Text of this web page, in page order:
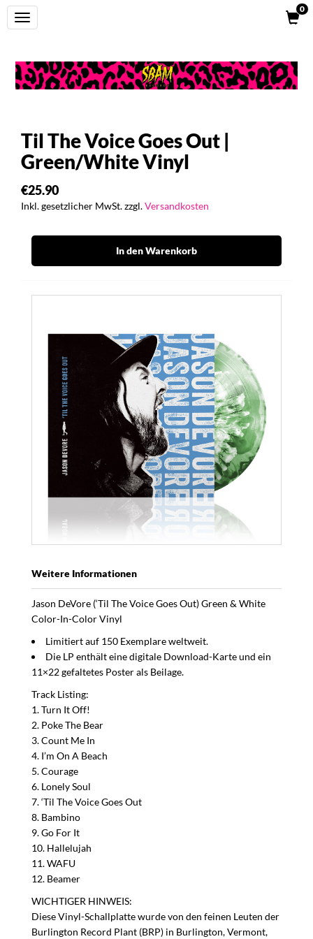
Toggle
navigation
0
Til The Voice Goes Out |
Green/White Vinyl
€25.90
Inkl. gesetzlicher MwSt. zzgl.Versandkosten
In den Warenkorb
Weitere Informationen
Jason DeVore (‘Til The Voice Goes Out) Green & White
Color-In-Color Vinyl
Limitiert auf 150 Exemplare weltweit.
Die LP enthält eine digitale Download-Karte und ein
11×22 gefaltetes Poster als Beilage.
Track Listing:
Turn It Off!
Poke The Bear
Count Me In
I’m On A Beach
Courage
Lonely Soul
‘Til The Voice Goes Out
Bambino
Go For It
Hallelujah
WAFU
Beamer
WICHTIGER HINWEIS:
Diese Vinyl-Schallplatte wurde von den feinen Leuten der
Burlington Record Plant (BRP) in Burlington, Vermont,